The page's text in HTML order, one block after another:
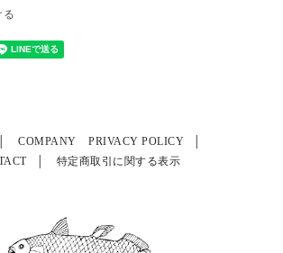
る
COMPANY
PRIVACY POLICY
特定商取引に関する表示